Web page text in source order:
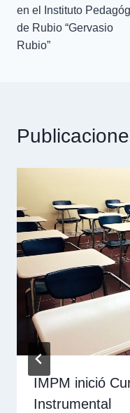
en el Instituto
de Rubio “Gervasio
Rubio”
IMPM inició
Instrumental